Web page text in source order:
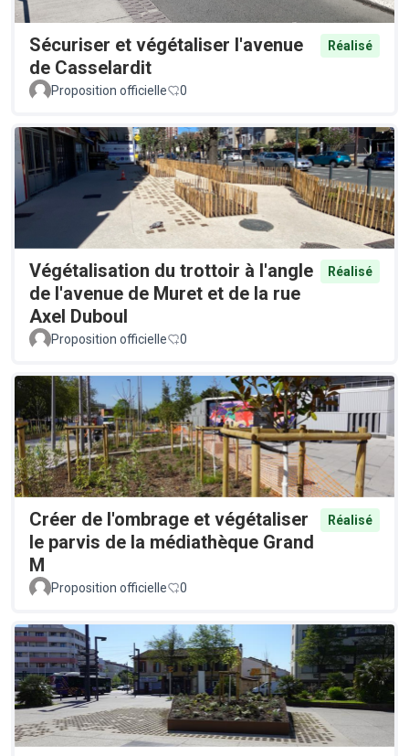
Sécuriser et végétaliser l'avenue
de Casselardit
Réalisé
Proposition officielle 0
Végétalisation du trottoir à l'angle
de l'avenue de Muret et de la rue
Axel Duboul
Réalisé
Proposition officielle 0
Créer de l'ombrage et végétaliser
le parvis de la médiathèque Grand
M
Réalisé
Proposition officielle 0